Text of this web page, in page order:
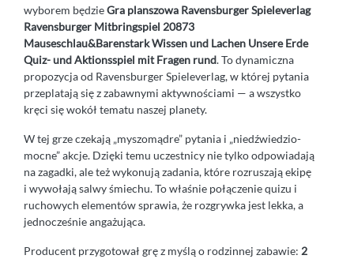
wyborem będzieGra planszowa Ravensburger Spieleverlag
Ravensburger Mitbringspiel 20873
Mauseschlau&Barenstark Wissen und Lachen Unsere Erde
Quiz- und Aktionsspiel mit Fragen rund. To dynamiczna
propozycja od Ravensburger Spieleverlag, w której pytania
przeplatają się z zabawnymi aktywnościami — a wszystko
kręci się wokół tematu naszej planety.
W tej grze czekają „myszomądre” pytania i „niedźwiedzio-
mocne” akcje. Dzięki temu uczestnicy nie tylko odpowiadają
na zagadki, ale też wykonują zadania, które rozruszają ekipę
i wywołają salwy śmiechu. To właśnie połączenie quizu i
ruchowych elementów sprawia, że rozgrywka jest lekka, a
jednocześnie angażująca.
Producent przygotował grę z myślą o rodzinnej zabawie: 2